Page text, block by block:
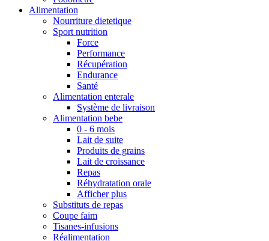
Alimentation
Nourriture dietetique
Sport nutrition
Force
Performance
Récupération
Endurance
Santé
Alimentation enterale
Système de livraison
Alimentation bebe
0 - 6 mois
Lait de suite
Produits de grains
Lait de croissance
Repas
Réhydratation orale
Afficher plus
Substituts de repas
Coupe faim
Tisanes-infusions
Réalimentation